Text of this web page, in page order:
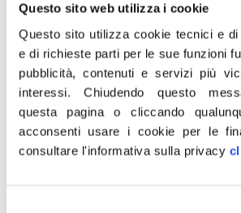
Questo sito web utilizza i cookie
Questo sito utilizza cookie tecnici e
e di richieste parti per le sue funzioni
pubblicità, contenuti e servizi più
interessi.Chiudendo questo
questa pagina o cliccando
acconsenti usare i cookie per le
consultare l'informativa sulla privacy